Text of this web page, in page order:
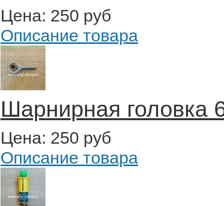
Цена: 250 руб
Описание товара
Шарнирная головка
Цена: 250 руб
Описание товара